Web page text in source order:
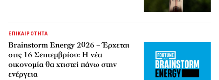
ΕΠΙΚΑΙΡΟΤΗΤΑ
Brainstorm Energy 2026 – Έρχεται
στις 16 Σεπτεμβρίου: Η νέα
οικονομία θα χτιστεί πάνω στην
ενέργεια